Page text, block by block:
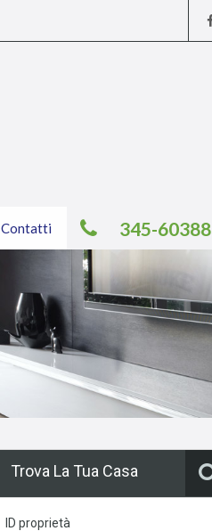
345-
Contatti
Trova La Tua Casa
ID proprietà